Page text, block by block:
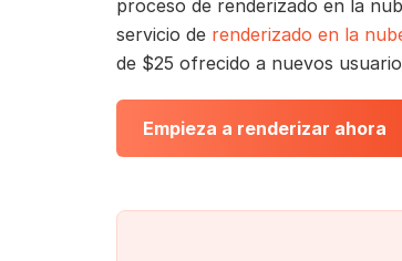
proceso de renderizado en la
servicio de renderizado en la
de $25 ofrecido a nuevos
Empieza a renderizar ahora